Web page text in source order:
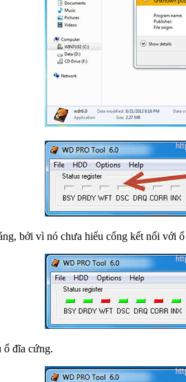
bởi vì nó chưa hiểu cổng kết nối với
ổ đĩa cứng.